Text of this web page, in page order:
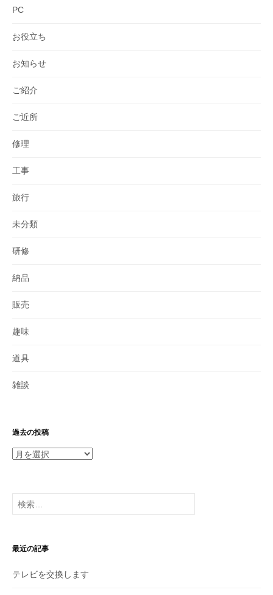
PC
お役立ち
お知らせ
ご紹介
ご近所
修理
工事
旅行
未分類
研修
納品
販売
趣味
道具
雑談
過去の投稿
過
投
稿
検
索:
最近の記事
テレビを交換します